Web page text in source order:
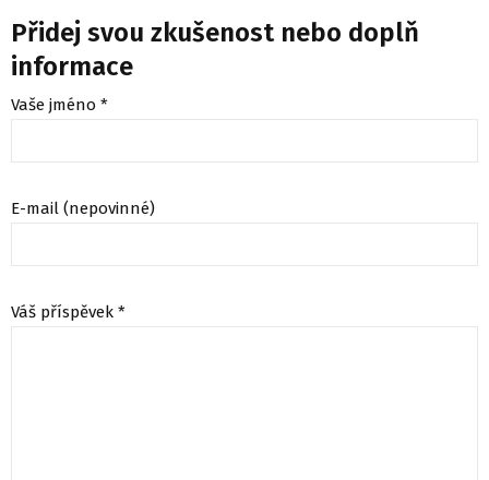
Přidej svou zkušenost nebo doplň
informace
Vaše jméno *
E-mail (nepovinné)
Váš příspěvek *